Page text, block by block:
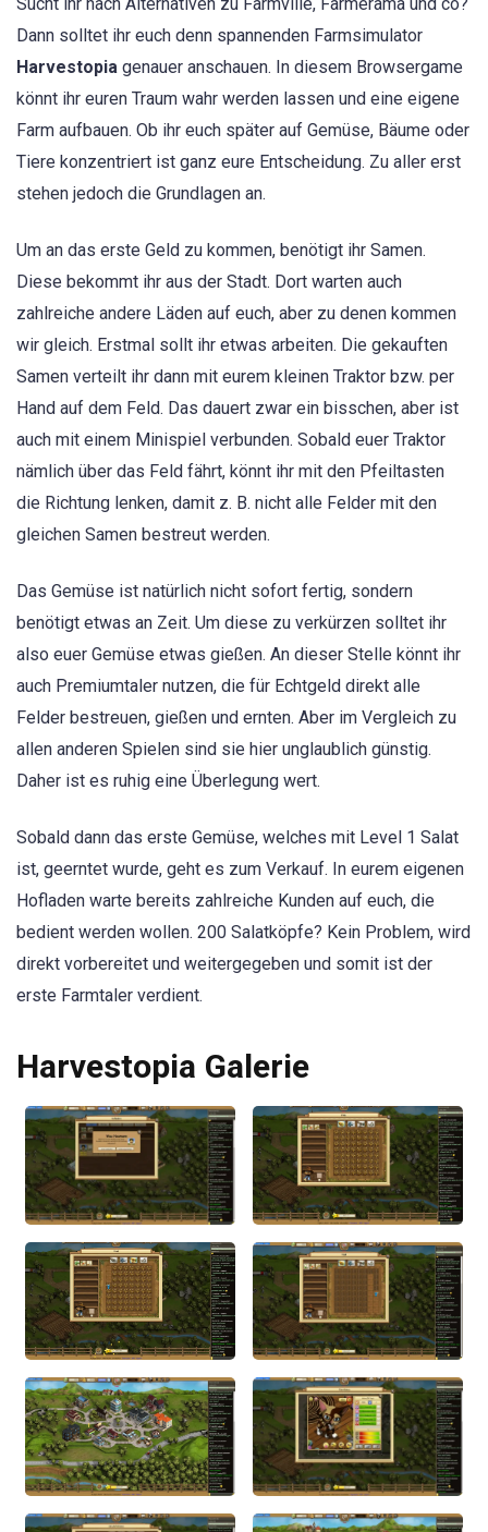
Dann solltet ihr euch denn spannenden Farmsimulator
Harvestopia genauer anschauen. In diesem Browsergame
könnt ihr euren Traum wahr werden lassen und eine eigene
Farm aufbauen. Ob ihr euch später auf Gemüse, Bäume oder
Tiere konzentriert ist ganz eure Entscheidung. Zu aller erst
stehen jedoch die Grundlagen an.
Um an das erste Geld zu kommen, benötigt ihr Samen.
Diese bekommt ihr aus der Stadt. Dort warten auch
zahlreiche andere Läden auf euch, aber zu denen kommen
wir gleich. Erstmal sollt ihr etwas arbeiten. Die gekauften
Samen verteilt ihr dann mit eurem kleinen Traktor bzw. per
Hand auf dem Feld. Das dauert zwar ein bisschen, aber ist
auch mit einem Minispiel verbunden. Sobald euer Traktor
nämlich über das Feld fährt, könnt ihr mit den Pfeiltasten
die Richtung lenken, damit z. B. nicht alle Felder mit den
gleichen Samen bestreut werden.
Das Gemüse ist natürlich nicht sofort fertig, sondern
benötigt etwas an Zeit. Um diese zu verkürzen solltet ihr
also euer Gemüse etwas gießen. An dieser Stelle könnt ihr
auch Premiumtaler nutzen, die für Echtgeld direkt alle
Felder bestreuen, gießen und ernten. Aber im Vergleich zu
allen anderen Spielen sind sie hier unglaublich günstig.
Daher ist es ruhig eine Überlegung wert.
Sobald dann das erste Gemüse, welches mit Level 1 Salat
ist, geerntet wurde, geht es zum Verkauf. In eurem eigenen
Hofladen warte bereits zahlreiche Kunden auf euch, die
bedient werden wollen. 200 Salatköpfe? Kein Problem, wird
direkt vorbereitet und weitergegeben und somit ist der
erste Farmtaler verdient.
Harvestopia Galerie